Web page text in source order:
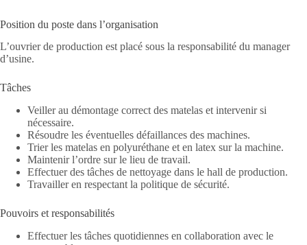
Position du poste dans l’organisation
L’ouvrier de production est placé sous la responsabilité du manager
d’usine.
Tâches
Veiller au démontage correct des matelas et intervenir si
nécessaire.
Résoudre les éventuelles défaillances des machines.
Trier les matelas en polyuréthane et en latex sur la machine.
Maintenir l’ordre sur le lieu de travail.
Effectuer des tâches de nettoyage dans le hall de production.
Travailler en respectant la politique de sécurité.
Pouvoirs et responsabilités
Effectuer les tâches quotidiennes en collaboration avec le